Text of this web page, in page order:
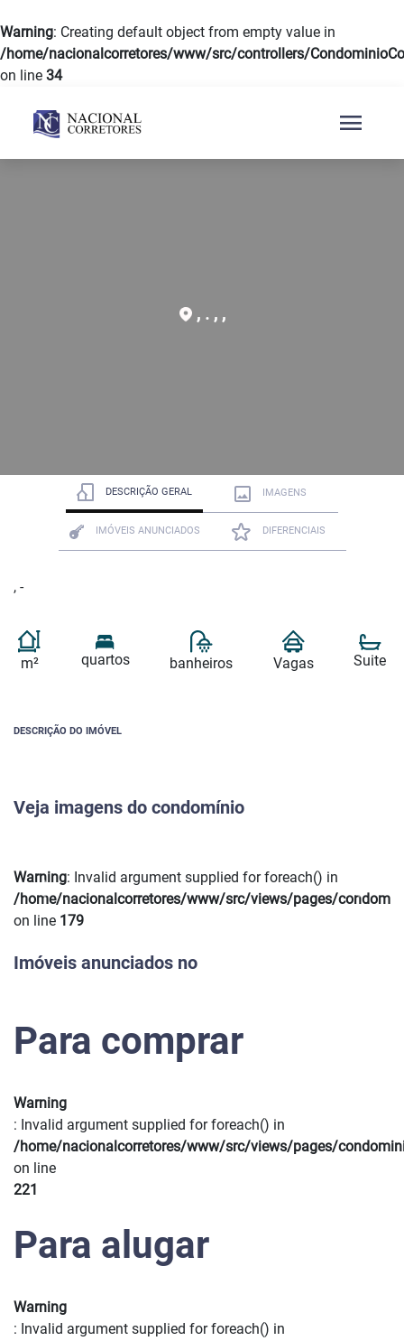
Warning: Creating default object from empty value in
/home/nacionalcorretores/www/src/controllers/
on line 34
menu
, . , ,
DESCRIÇÃO GERAL IMAGENS
IMÓVEIS ANUNCIADOS DIFERENCIAIS
, -
m² quartos banheiros Vagas Suite
DESCRIÇÃO DO IMÓVEL
Veja imagens do condomínio
Warning: Invalid argument supplied for foreach() in
/home/nacionalcorretores/www/src/views/pages/
on line 179
Previous Next
Imóveis anunciados no
Para comprar
Warning
: Invalid argument supplied for foreach() in
/home/nacionalcorretores/www/src/views/pages/
on line
221
Para alugar
Warning
: Invalid argument supplied for foreach() in